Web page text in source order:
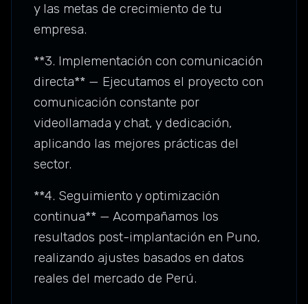
y las metas de crecimiento de tu
empresa.
**3. Implementación con comunicación
directa** — Ejecutamos el proyecto con
comunicación constante por
videollamada y chat, y dedicación,
aplicando las mejores prácticas del
sector.
**4. Seguimiento y optimización
continua** — Acompañamos los
resultados post-implantación en Puno,
realizando ajustes basados en datos
reales del mercado de Perú.